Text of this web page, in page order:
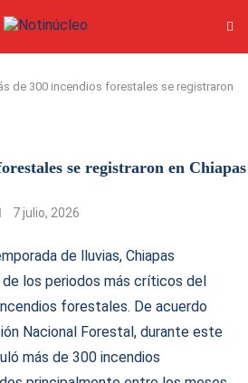
de 300 incendios forestales se registraron
se registraron en Chiapas
7 julio, 2026
de lluvias, Chiapas
de los periodos más críticos del
forestales. De acuerdo
Nacional Forestal, durante este
más de 300 incendios